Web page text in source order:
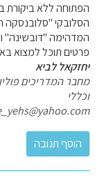
הפתוחה ללא ביקורת
הסלובקי
המדהימה "דובשינה"
פרטים תוכל למצוא
יחזקאל לביא
מחבר המדריכים
וכללי